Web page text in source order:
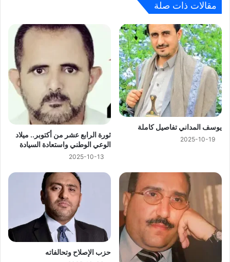
مقالات ذات صلة
يوسف المداني تفاصيل كاملة
2025-10-19
ثورة الرابع عشر من أكتوبر.. ميلاد
الوعي الوطني واستعادة السيادة
2025-10-13
حزب الإصلاح وتحالفاته